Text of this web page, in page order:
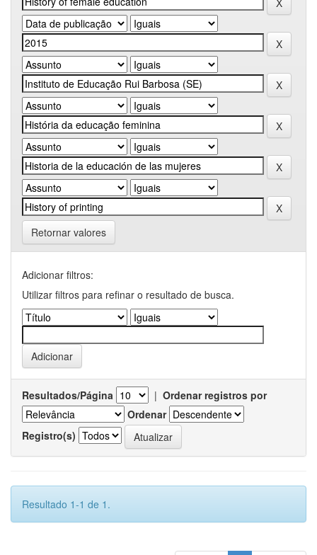
Retornar valores
Adicionar filtros:
Utilizar filtros para refinar o resultado de busca.
Resultados/Página | Ordenar registros por
Ordenar
Registro(s)
Resultado 1-1 de 1.